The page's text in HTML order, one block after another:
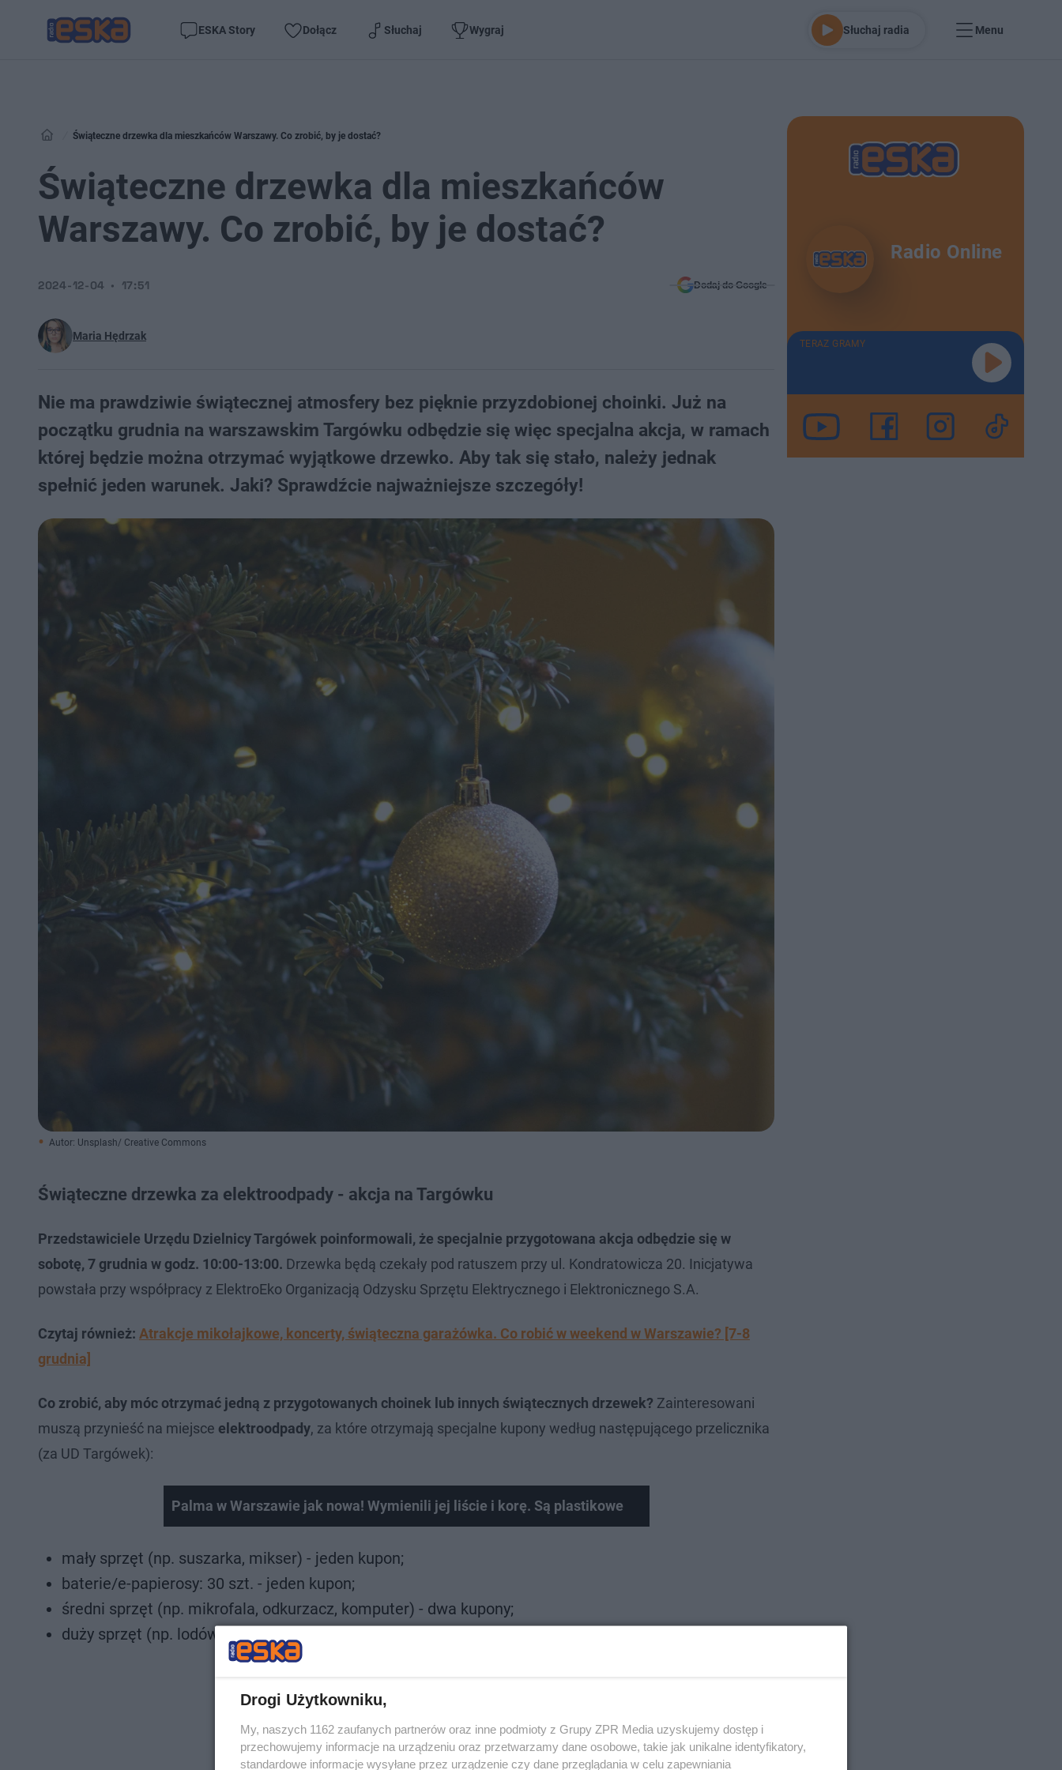
ESKA Story Dołącz Słuchaj Wygraj Słuchaj radia Menu
Świąteczne drzewka dla mieszkańców Warszawy. Co zrobić, by je dostać?
Świąteczne drzewka dla mieszkańców
Warszawy. Co zrobić, by je dostać?
Maria Hędrzak
2024-12-04 17:51 Dodaj do Google
Nie ma prawdziwie świątecznej atmosfery bez pięknie przyzdobionej choinki. Już na
początku grudnia na warszawskim Targówku odbędzie się więc specjalna akcja, w ramach
której będzie można otrzymać wyjątkowe drzewko. Aby tak się stało, należy jednak
spełnić jeden warunek. Jaki? Sprawdźcie najważniejsze szczegóły!
Autor: Unsplash/ Creative Commons
Świąteczne drzewka za elektroodpady - akcja na Targówku
Przedstawiciele Urzędu Dzielnicy Targówek poinformowali, że specjalnie przygotowana akcja odbędzie się w
sobotę, 7 grudnia w godz. 10:00-13:00. Drzewka będą czekały pod ratuszem przy ul. Kondratowicza 20. Inicjatywa
powstała przy współpracy z ElektroEko Organizacją Odzysku Sprzętu Elektrycznego i Elektronicznego S.A.
Czytaj również: Atrakcje mikołajkowe, koncerty, świąteczna garażówka. Co robić w weekend w Warszawie? [7-8
grudnia]
Co zrobić, aby móc otrzymać jedną z przygotowanych choinek lub innych świątecznych drzewek? Zainteresowani
muszą przynieść na miejsce elektroodpady, za które otrzymają specjalne kupony według następującego przelicznika
(za UD Targówek):
Palma w Warszawie jak nowa! Wymienili jej liście i korę. Są plastikowe
mały sprzęt (np. suszarka, mikser) - jeden kupon;
baterie/e-papierosy: 30 szt. - jeden kupon;
średni sprzęt (np. mikrofala, odkurzacz, komputer) - dwa kupony;
duży sprzęt (np. lodówka, pralka, telewizor min. 28’) - trzy kupony.
Radio Online
TERAZ GRAMY
Drogi Użytkowniku,
My, naszych 1162 zaufanych partnerów oraz inne podmioty z Grupy ZPR Media uzyskujemy dostęp i
przechowujemy informacje na urządzeniu oraz przetwarzamy dane osobowe, takie jak unikalne identyfikatory,
standardowe informacje wysyłane przez urządzenie czy dane przeglądania w celu zapewniania